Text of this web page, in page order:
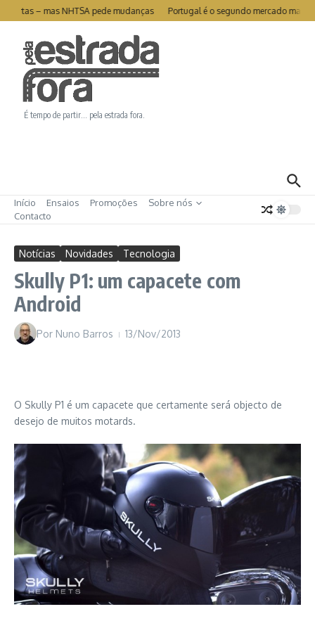
Ir para o conteúdo
portas – mas NHTSA pede mudanças Portugal é o segundo mercado mais
É tempo de partir… pela estrada fora.
Início Ensaios Promoções
Sobre nós
Contacto
Notícias Novidades Tecnologia
Skully P1: um capacete com
Android
Por Nuno Barros 13/Nov/2013
O Skully P1 é um capacete que certamente será objecto de
desejo de muitos motards.